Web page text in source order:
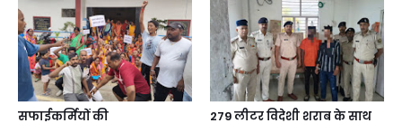
सफाईकर्मियों की
279 लीटर विदेशी शराब के साथ